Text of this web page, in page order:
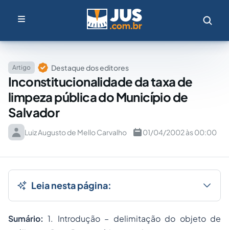
Artigo Destaque dos editores
Inconstitucionalidade da taxa de
limpeza pública do Município de
Salvador
Luiz Augusto de Mello Carvalho 01/04/2002 às 00:00
Leia nesta página:
Sumário:1. Introdução – delimitação do objeto de